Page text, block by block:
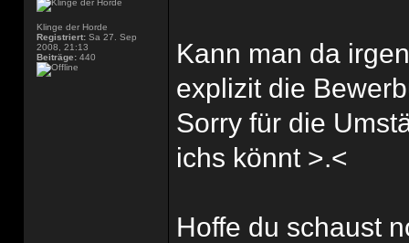
Klinge der Horde
Registriert: Sa 27. Sep
2008, 21:13
Beiträge: 440
Kann man da
explizit die
Sorry für die
ichs könnt >.<
Hoffe du schaust